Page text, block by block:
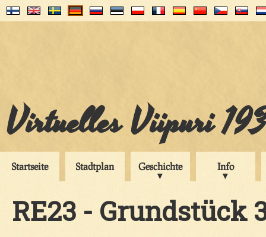
Virtuelles Viipuri
Startseite Stadtplan Geschichte Info
RE23 - Grundstück